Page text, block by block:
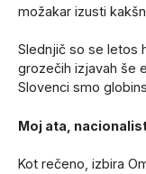
možakar izusti
Slednjič so se letos
grozečih izjavah še
Slovenci smo
Moj ata,
Kot rečeno, izbira